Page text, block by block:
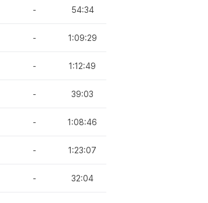
- 54:34
- 1:09:29
- 1:12:49
- 39:03
- 1:08:46
- 1:23:07
- 32:04